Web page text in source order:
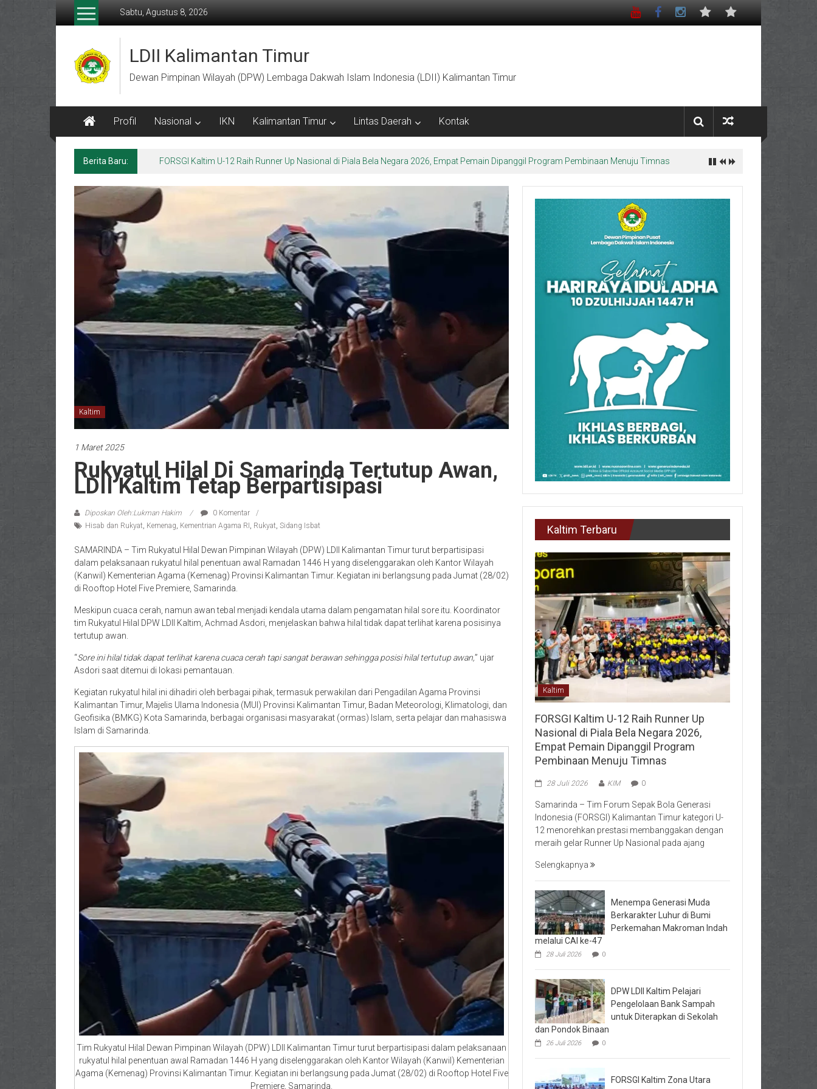
Lompat
Sabtu, Agustus 8, 2026
LDII Kalimantan Timur
Dewan Pimpinan Wilayah (DPW) Lembaga Dakwah Islam Indonesia (LDII) Kalimantan Timur
Profil Nasional IKN Kalimantan Timur Lintas Daerah Kontak
Berita Baru: Menempa Generasi Muda Berkarakter Luhur di Bumi Perkemahan Makroman Indah melalui CAI ke-47
Kaltim
1 Maret 2025
Rukyatul Hilal Di Samarinda Tertutup Awan,
LDII Kaltim Tetap Berpartisipasi
Diposkan Oleh:Lukman Hakim
0 Komentar
Hisab dan Rukyat, Kemenag, Kementrian Agama RI , Rukyat, Sidang Isbat
SAMARINDA – Tim Rukyatul Hilal Dewan Pimpinan Wilayah (DPW) LDII Kalimantan Timur turut berpartisipasi
dalam pelaksanaan rukyatul hilal penentuan awal Ramadan 1446 H yang diselenggarakan oleh Kantor Wilayah
(Kanwil) Kementerian Agama (Kemenag) Provinsi Kalimantan Timur. Kegiatan ini berlangsung pada Jumat (28/02)
di Rooftop Hotel Five Premiere, Samarinda.
Meskipun cuaca cerah, namun awan tebal menjadi kendala utama dalam pengamatan hilal sore itu. Koordinator
tim Rukyatul Hilal DPW LDII Kaltim, Achmad Asdori, menjelaskan bahwa hilal tidak dapat terlihat karena posisinya
tertutup awan.
“Sore ini hilal tidak dapat terlihat karena cuaca cerah tapi sangat berawan sehingga posisi hilal tertutup awan,” ujar
Asdori saat ditemui di lokasi pemantauan.
Kegiatan rukyatul hilal ini dihadiri oleh berbagai pihak, termasuk perwakilan dari Pengadilan Agama Provinsi
Kalimantan Timur, Majelis Ulama Indonesia (MUI) Provinsi Kalimantan Timur, Badan Meteorologi, Klimatologi, dan
Geofisika (BMKG) Kota Samarinda, berbagai organisasi masyarakat (ormas) Islam, serta pelajar dan mahasiswa
Islam di Samarinda.
Tim Rukyatul Hilal Dewan Pimpinan Wilayah (DPW) LDII Kalimantan Timur turut berpartisipasi dalam pelaksanaan
rukyatul hilal penentuan awal Ramadan 1446 H yang diselenggarakan oleh Kantor Wilayah (Kanwil) Kementerian
Agama (Kemenag) Provinsi Kalimantan Timur. Kegiatan ini berlangsung pada Jumat (28/02) di Rooftop Hotel Five
Premiere, Samarinda.
Kaltim Terbaru
Kaltim
FORSGI Kaltim U-12 Raih Runner Up
Nasional di Piala Bela Negara 2026,
Empat Pemain Dipanggil Program
Pembinaan Menuju Timnas
28 Juli 2026 KIM 0
Samarinda – Tim Forum Sepak Bola Generasi
Indonesia (FORSGI) Kalimantan Timur kategori U-
12 menorehkan prestasi membanggakan dengan
meraih gelar Runner Up Nasional pada ajang
Selengkapnya
Menempa Generasi Muda
Berkarakter Luhur di Bumi
Perkemahan Makroman Indah
melalui CAI ke-47
28 Juli 2026 0
DPW LDII Kaltim Pelajari
Pengelolaan Bank Sampah
untuk Diterapkan di Sekolah
dan Pondok Binaan
26 Juli 2026 0
FORSGI Kaltim Zona Utara